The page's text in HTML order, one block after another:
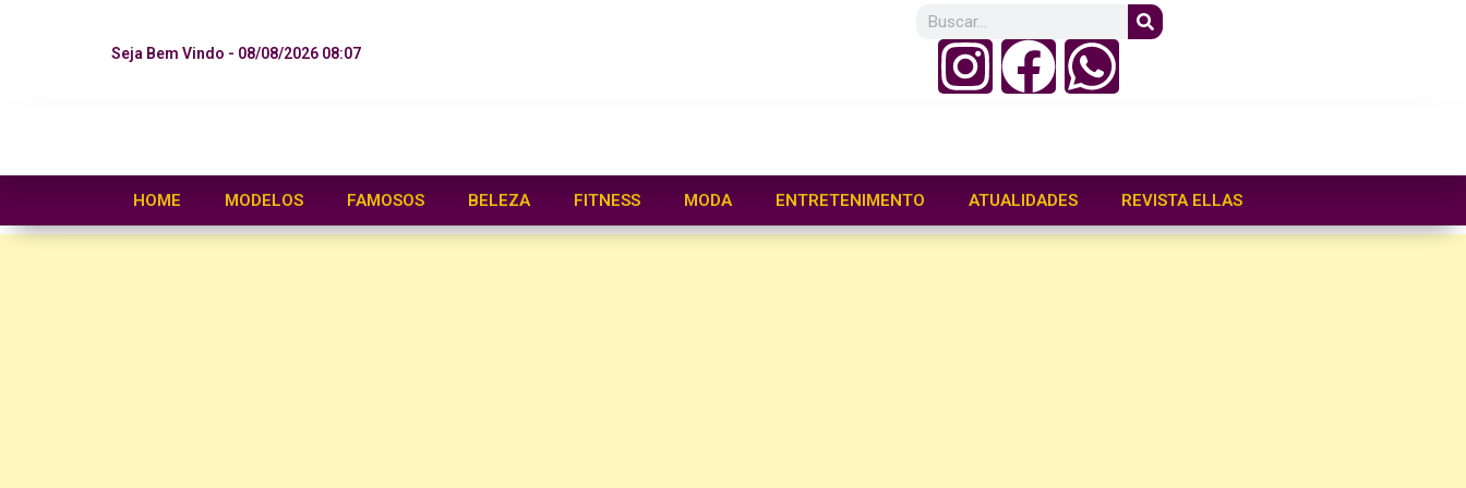
Seja Bem Vindo - 08/08/2026 08:07
HOME MODELOS FAMOSOS BELEZA FITNESS MODA ENTRETENIMENTO ATUALIDADES REVISTA ELLAS